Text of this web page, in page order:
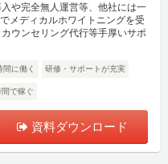
や完全無人運営等、他社には一
メディカルホワイトニングを受
ウンセリング代行等手厚いサポ
間に働く 研修・サポートが充実
で稼ぐ
資料ダウンロード